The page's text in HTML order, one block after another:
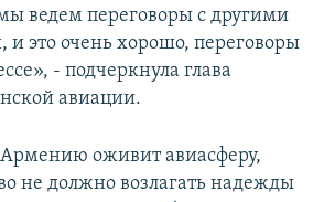
ведем переговоры с другими
это очень хорошо, переговоры
- подчеркнула глава
авиации.
оживит авиасферу,
не должно возлагать надежды